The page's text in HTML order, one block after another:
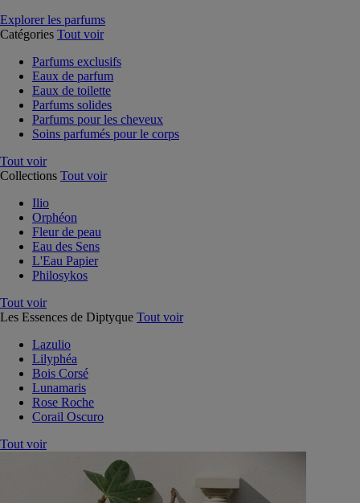
Explorer les parfums
Catégories Tout voir
Parfums exclusifs
Eaux de parfum
Eaux de toilette
Parfums solides
Parfums pour les cheveux
Soins parfumés pour le corps
Tout voir
Collections Tout voir
Ilio
Orphéon
Fleur de peau
Eau des Sens
L'Eau Papier
Philosykos
Tout voir
Les Essences de Diptyque Tout voir
Lazulio
Lilyphéa
Bois Corsé
Lunamaris
Rose Roche
Corail Oscuro
Tout voir